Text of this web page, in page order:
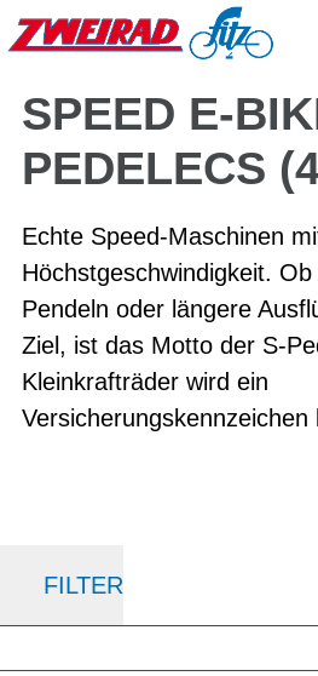
SPEED E-
PEDELECS
Echte Speed-Maschinen
Höchstgeschwindigkeit.
Pendeln oder längere
Ziel, ist das Motto der S-
Kleinkrafträder wird ein
Versicherungskennzeichen
FILTER